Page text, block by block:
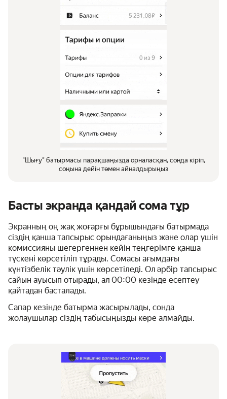
"Шығу" батырмасы парақшаңызда орналасқан, сонда кіріп,
соңына дейін төмен айналдырыңыз
Басты экранда қандай сома тұр
Экранның оң жақ жоғарғы бұрышындағы батырмада
сіздің қанша тапсырыс орындағаныңыз және олар үшін
комиссияны шегергеннен кейін теңгерімге қанша
түскені көрсетіліп тұрады. Сомасы ағымдағы
күнтізбелік тәулік үшін көрсетіледі. Ол әрбір тапсырыс
сайын ауысып отырады, ал 00:00 кезінде есептеу
қайтадан басталады.
Сапар кезінде батырма жасырылады, сонда
жолаушылар сіздің табысыңызды көре алмайды.